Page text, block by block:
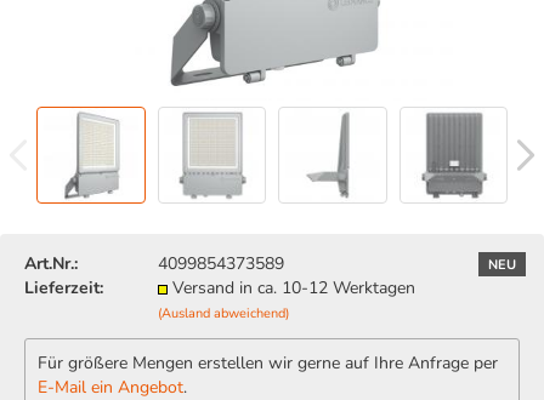
NEU
Art.Nr.:
4099854373589
Lieferzeit:
Versand in ca. 10-12 Werktagen
(Ausland abweichend)
Für größere Mengen erstellen wir gerne auf Ihre Anfrage per
E-Mail ein Angebot.